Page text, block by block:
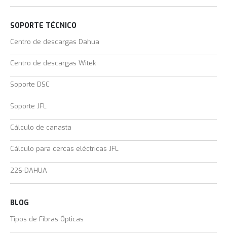
SOPORTE TÉCNICO
Centro de descargas Dahua
Centro de descargas Witek
Soporte DSC
Soporte JFL
Cálculo de canasta
Cálculo para cercas eléctricas JFL
226-DAHUA
BLOG
Tipos de Fibras Ópticas